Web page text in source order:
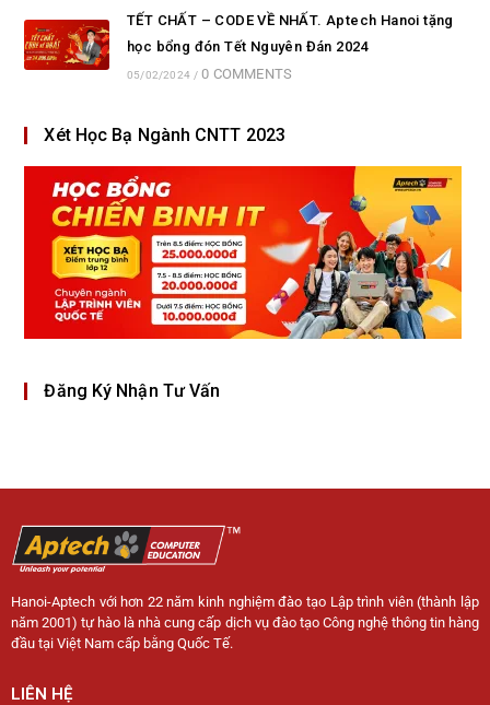
TẾT CHẤT – CODE VỀ NHẤT. Aptech Hanoi tặng
học bổng đón Tết Nguyên Đán 2024
05/02/2024 / 0 COMMENTS
Xét Học Bạ Ngành CNTT 2023
Đăng Ký Nhận Tư Vấn
Hanoi-Aptech với hơn 22 năm kinh nghiệm đào tạo Lập trình viên (thành lập
năm 2001) tự hào là nhà cung cấp dịch vụ đào tạo Công nghệ thông tin hàng
đầu tại Việt Nam cấp bằng Quốc Tế.
LIÊN HỆ